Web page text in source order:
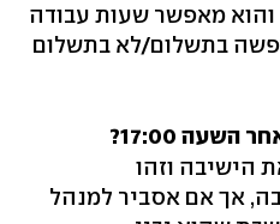
והוא מאפשר שעות עבודה
בתשלום/לא בתשלום
17:00?
אך אם אסביר למנהל